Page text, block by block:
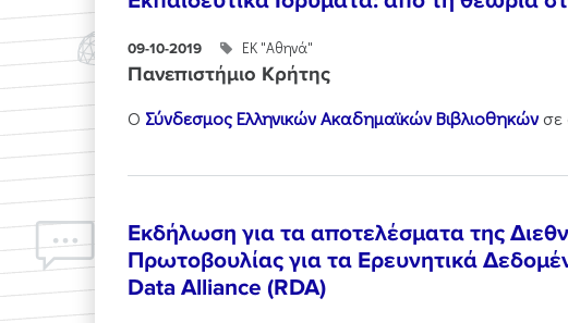
09-10-2019 ΕΚ "Αθηνά"
Πανεπιστήμιο Κρήτης
Ο Σύνδεσμος Ελληνικών Ακαδημαϊκών Βιβλιοθηκών σε
Εκδήλωση για τα αποτελέσματα της
Πρωτοβουλίας για τα Ερευνητικά
Data Alliance (RDA)